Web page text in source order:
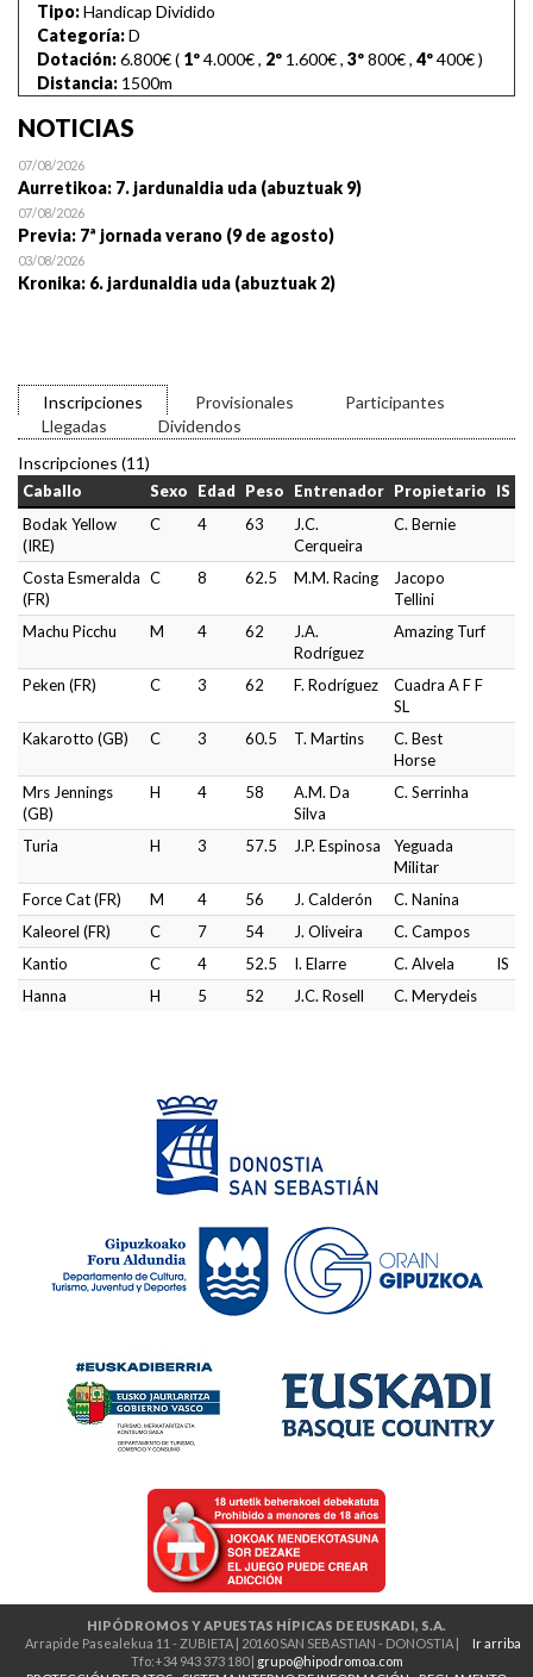
Tipo:Handicap Dividido
Categoría:D
Dotación:6.800€ ( 1º4.000€, 2º 1.600€, 3º800€, 4º400€)
Distancia: 1500m
NOTICIAS
07/08/2026
Aurretikoa: 7. jardunaldia uda (abuztuak 9)
07/08/2026
Previa: 7ª jornada verano (9 de agosto)
03/08/2026
Kronika: 6. jardunaldia uda (abuztuak 2)
Inscripciones Provisionales
Participantes
Llegadas
Dividendos
Inscripciones (11)
Caballo Sexo Edad Peso Entrenador Propietario
IS
Bodak Yellow
(IRE)
C 4 63
J.C.
Cerqueira
C. Bernie
Costa Esmeralda
(FR)
C 8 62.5 M.M. Racing
Jacopo
Tellini
Machu Picchu
M 4 62
J.A.
Rodríguez
Amazing Turf
Peken (FR) C 3 62 F. Rodríguez
Cuadra A F F
SL
Kakarotto (GB)
C 3 60.5 T. Martins
C. Best
Horse
Mrs Jennings
(GB)
H 4 58
A.M. Da
Silva
C. Serrinha
Turia H 3 57.5 J.P. Espinosa
Yeguada
Militar
Force Cat (FR)
M 4 56 J. Calderón
C. Nanina
Kaleorel (FR)
C 7 54 J. Oliveira
C. Campos
Kantio
C 4 52.5 I. Elarre C. Alvela
IS
Hanna
H 5 52 J.C. Rosell C. Merydeis
HIPÓDROMOS Y APUESTAS HÍPICAS DE EUSKADI, S.A.
Ir arriba
Arrapide Pasealekua 11 - ZUBIETA | 20160 SAN SEBASTIAN - DONOSTIA |
Tfo:+34 943 373 180 | grupo@hipodromoa.com